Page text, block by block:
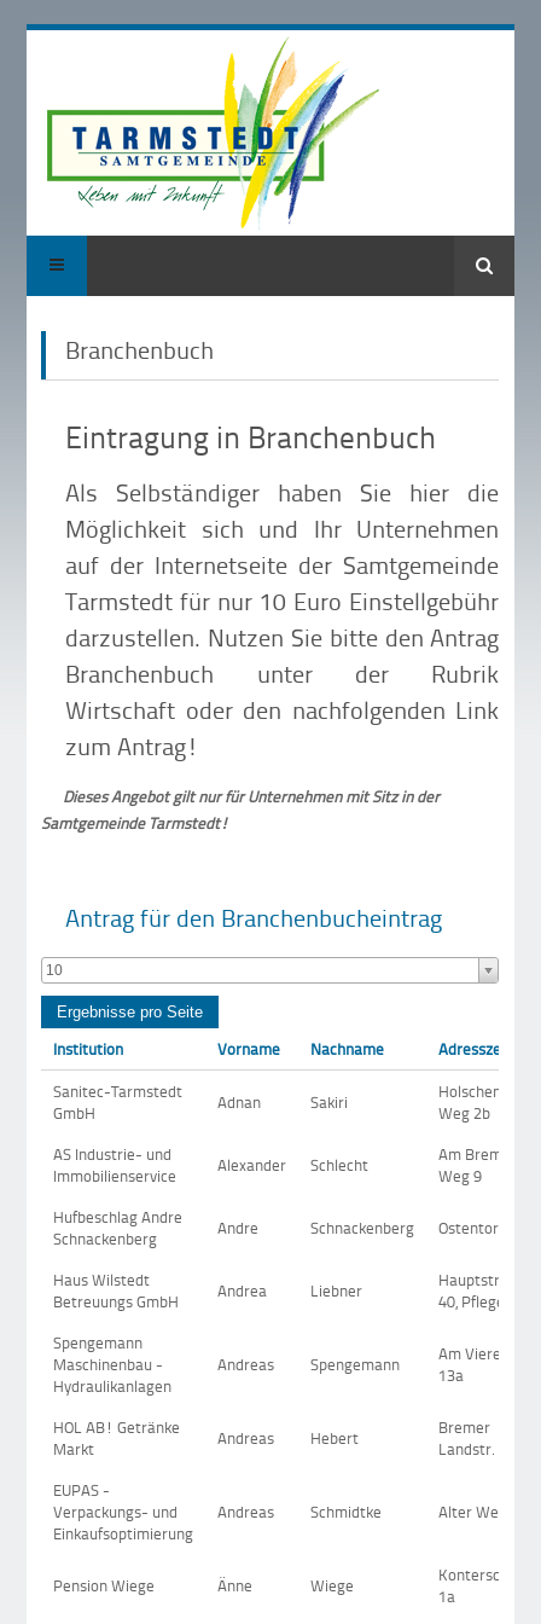
Suche
Branchenbuch
Eintragung in Branchenbuch
Als Selbständiger haben Sie hier die
Möglichkeit sich und Ihr Unternehmen
auf der Internetseite der Samtgemeinde
Tarmstedt für nur 10 Euro Einstellgebühr
darzustellen. Nutzen Sie bitte den Antrag
Branchenbuch unter der Rubrik
Wirtschaft oder den nachfolgenden Link
zum Antrag!
Dieses Angebot gilt nur für Unternehmen mit Sitz in der
Samtgemeinde Tarmstedt!
Antrag für den Branchenbucheintrag
10
Institution Vorname Nachname
Adresszeile 1
Sanitec-Tarmstedt
GmbH
Adnan Sakiri
Weg 2b
AS Industrie- und
Immobilienservice
Alexander Schlecht
Am Bremer
Weg 9
Hufbeschlag Andre
Schnackenberg
Andre Schnackenberg Ostentor 10
Haus Wilstedt
Betreuungs GmbH
Andrea Liebner
Hauptstraße
40, Pflegeheim
Spengemann
Maschinenbau -
Hydraulikanlagen
Andreas Spengemann
Am Vierenberg
13a
HOL AB! Getränke
Markt
Andreas Hebert
Bremer
Landstr. 3 a
EUPAS -
Verpackungs- und
Einkaufsoptimierung
Andreas Schmidtke Alter Weg 5
Pension Wiege Änne Wiege
Konterschaft
1a